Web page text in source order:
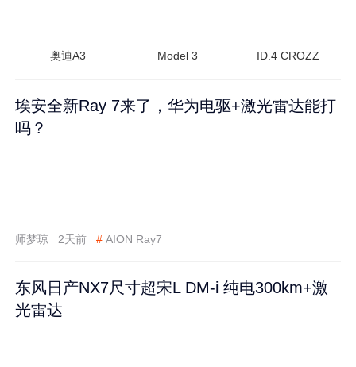
奥迪A3 Model 3 ID.4 CROZZ
埃安全新Ray 7来了，华为电驱+激光雷达能打
吗？
师梦琼 2天前 # AION Ray7
东风日产NX7尺寸超宋L DM-i 纯电300km+激
光雷达